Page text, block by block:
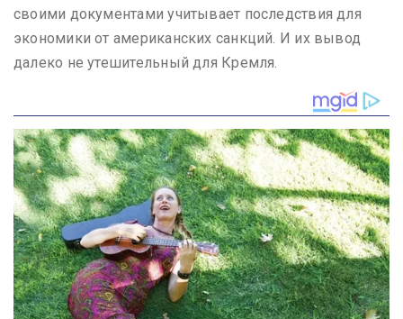
своими документами учитывает последствия для
экономики от американских санкций. И их вывод
далеко не утешительный для Кремля.